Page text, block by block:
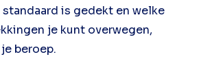
is gedekt en welke
je kunt overwegen,
beroep.